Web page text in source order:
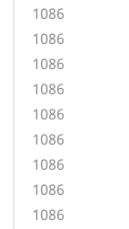
1086
1086
1086
1086
1086
1086
1086
1086
1086